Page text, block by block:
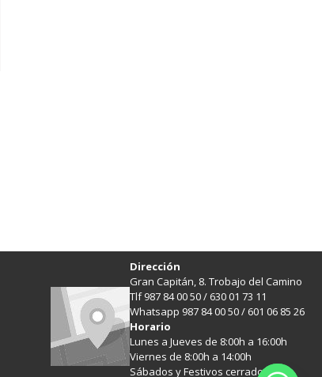
Dirección
Gran Capitán, 8. Trobajo del Camino
Tlf 987 84 00 50 / 630 01 73 11
Whatsapp 987 84 00 50 / 601 06 85 26
Horario
Lunes a Jueves de 8:00h a 16:00h
Viernes de 8:00h a 14:00h
Sábados y Festivos cerrado